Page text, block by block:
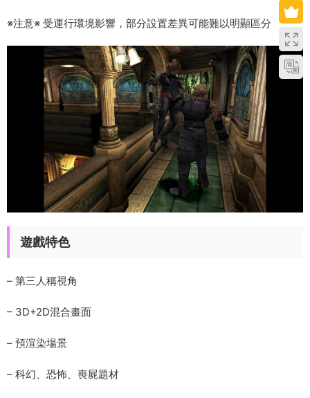
※注意※ 受運行環境影響，部分設置差異可能難以明顯區分
遊戲特色
– 第三人稱視角
– 3D+2D混合畫面
– 預渲染場景
– 科幻、恐怖、喪屍題材